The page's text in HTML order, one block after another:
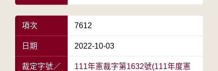
項次 7612
日期 2022-10-03
裁定字號／
111年憲裁字第1632號(111年度憲